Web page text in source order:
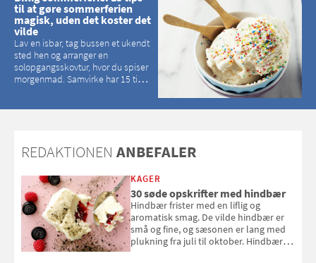
til at gøre sommerferien
magisk, uden det koster det
vilde
Lav en isbar, tag bussen et ukendt
sted hen og arranger en
solopgangsskovtur, hvor du spiser
morgenmad. Samvirke har 15 tips
REDAKTIONEN ANBEFALER
KAGER
30 søde opskrifter med hindbær
Hindbær frister med en liflig og
aromatisk smag. De vilde hindbær er
små og fine, og sæsonen er lang med
plukning fra juli til oktober. Hindbær